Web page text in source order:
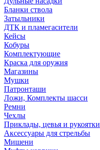
Бланки ствола
Затыльники
ДТК и пламегасители
Кейсы
Кобуры
Комплектующие
Краска для оружия
Магазины
Мушки
Патронташи
Ложи, Комплекты шасси
Ремни
Чехлы
Приклады, цевья и рукоятки
Аксессуары для стрельбы
Мишени